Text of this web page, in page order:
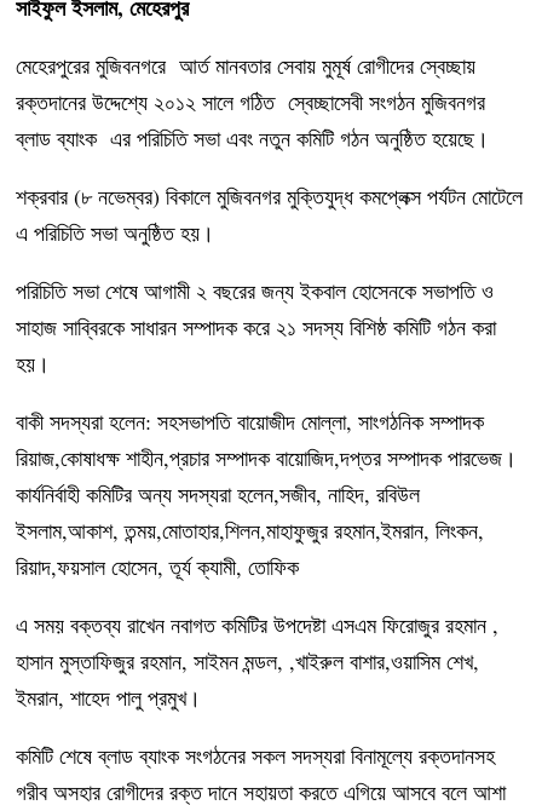
সাইফুল ইসলাম, মেহেরপুর
মেহেরপুরের মুজিবনগরে আর্ত মানবতার সেবায় মুমূর্ষ রোগীদের স্বেচ্ছায়
রক্তদানের উদ্দেশ্যে ২০১২ সালে গঠিত স্বেচ্ছাসেবী সংগঠন মুজিবনগর
ব্লাড ব্যাংক এর পরিচিতি সভা এবং নতুন কমিটি গঠন অনুষ্ঠিত হয়েছে।
শক্রবার (৮ নভেম্বর) বিকালে মুজিবনগর মুক্তিযুদ্ধ কমপ্লেক্স পর্যটন মোটেলে
এ পরিচিতি সভা অনুষ্ঠিত হয়।
পরিচিতি সভা শেষে আগামী ২ বছরের জন্য ইকবাল হোসেনকে সভাপতি ও
সাহাজ সাব্বিরকে সাধারন সম্পাদক করে ২১ সদস্য বিশিষ্ঠ কমিটি গঠন করা
হয়।
বাকী সদস্যরা হলেন: সহসভাপতি বায়োজীদ মোল্লা, সাংগঠনিক সম্পাদক
রিয়াজ,কোষাধক্ষ শাহীন,প্রচার সম্পাদক বায়োজিদ,দপ্তর সম্পাদক পারভেজ।
কার্যনির্বাহী কমিটির অন্য সদস্যরা হলেন,সজীব, নাহিদ, রবিউল
ইসলাম,আকাশ, তন্ময়,মোতাহার,শিলন,মাহাফুজুর রহমান,ইমরান, লিংকন,
রিয়াদ,ফয়সাল হোসেন, তূর্য ক্যামী, তোফিক
এ সময় বক্তব্য রাখেন নবাগত কমিটির উপদেষ্টা এসএম ফিরোজুর রহমান ,
হাসান মুস্তাফিজুর রহমান, সাইমন মন্ডল, ,খাইরুল বাশার,ওয়াসিম শেখ,
ইমরান, শাহেদ পালু প্রমুখ।
কমিটি শেষে ব্লাড ব্যাংক সংগঠনের সকল সদস্যরা বিনামূল্যে রক্তদানসহ
গরীব অসহার রোগীদের রক্ত দানে সহায়তা করতে এগিয়ে আসবে বলে আশা